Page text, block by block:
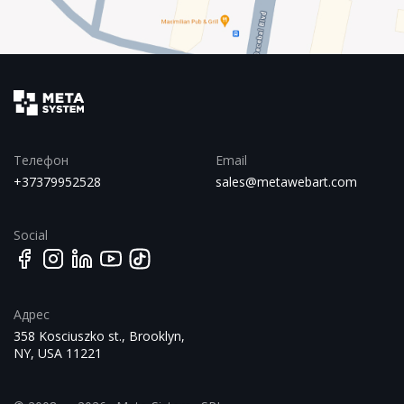
Телефон
+37379952528
Email
sales@metawebart.com
Social
Адрес
358 Kosciuszko st., Brooklyn,
NY, USA 11221